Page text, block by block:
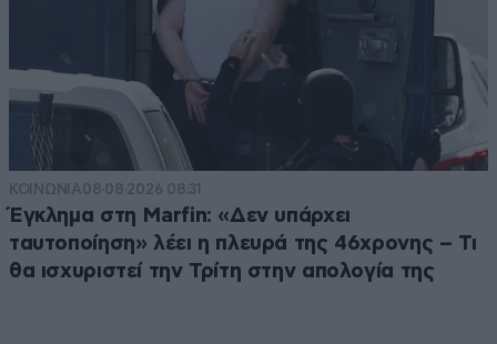
ΚΟΙΝΩΝΙΑ08·08·2026 08:31
Έγκλημα στη Marfin: «Δεν υπάρχει
ταυτοποίηση» λέει η πλευρά της 46χρονης – Τι
θα ισχυριστεί την Τρίτη στην απολογία της